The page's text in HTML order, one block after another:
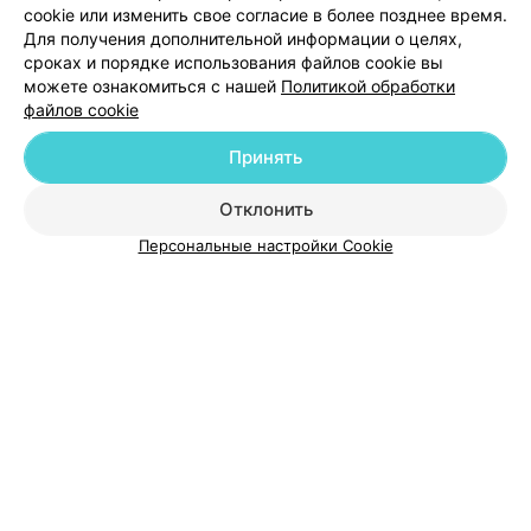
Добавить компанию
Добавить специалиста
cookie или изменить свое согласие в более позднее время.
Для получения дополнительной информации о целях,
сроках и порядке использования файлов cookie вы
можете ознакомиться с нашей Политикой обработки
файлов cookie
Отклонить
Принять
Персональные настройки Cookie